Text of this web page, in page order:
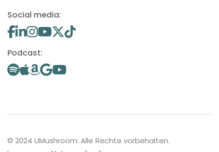
Social media:
Podcast:
© 2024 UMushroom. Alle Rechte vorbehalten.